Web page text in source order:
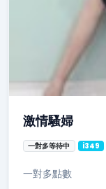
激情騷婦
一對多等待中 i349
一對多點數